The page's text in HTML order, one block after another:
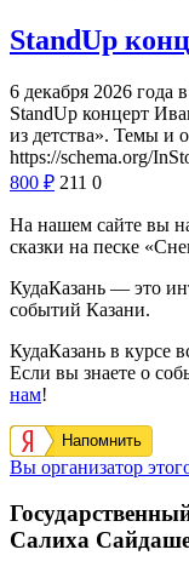
StandUp
6 декабря 2026 года
StandUp концерт
из детства». Темы и
https://schema.org/
800 ₽ 211 0
На нашем сайте вы
сказки на песке
КудаКазань — это
событий Казани.
КудаКазань в курсе
Если вы знаете о
нам!
Напомнить
Вы организатор
Салиха